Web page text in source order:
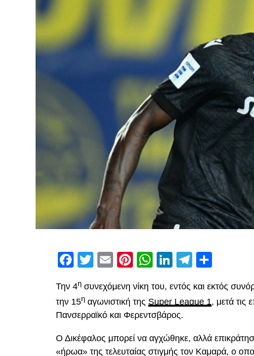
Facebook
Twitter
EmailPinterest
WhatsApp
LinkedIn
Telegram
Την 4η συνεχόμενη νίκη του, εντός και εκτός
την 15η αγωνιστική της Super League 1, μετά τις
Πανσερραϊκό και Φερεντσβάρος.
Ο Δικέφαλος μπορεί να αγχώθηκε, αλλά
«ήρωα» της τελευταίας στιγμής τον Καμαρά, ο